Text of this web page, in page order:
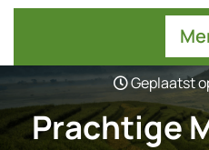
Geplaatst
Prachtige